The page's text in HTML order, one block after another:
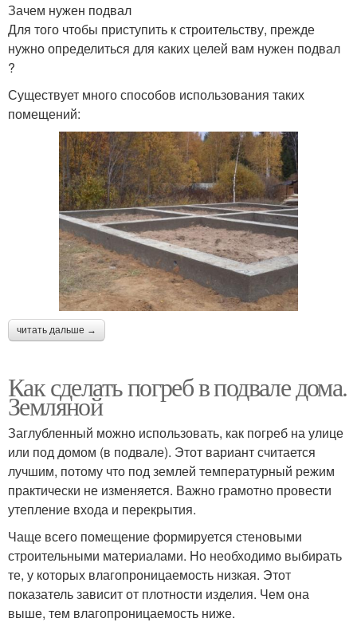
Зачем нужен подвал
Для того чтобы приступить к строительству, прежде
нужно определиться для каких целей вам нужен подвал
?
Существует много способов использования таких
помещений:
читать дальше →
Как сделать погреб в подвале дома.
Земляной
Заглубленный можно использовать, как погреб на улице
или под домом (в подвале). Этот вариант считается
лучшим, потому что под землей температурный режим
практически не изменяется. Важно грамотно провести
утепление входа и перекрытия.
Чаще всего помещение формируется стеновыми
строительными материалами. Но необходимо выбирать
те, у которых влагопроницаемость низкая. Этот
показатель зависит от плотности изделия. Чем она
выше, тем влагопроницаемость ниже.